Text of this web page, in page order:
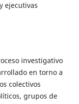
ejecutivas
investigativo
en torno a
colectivos
grupos de